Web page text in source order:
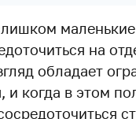
на
обладает
и когда в этом